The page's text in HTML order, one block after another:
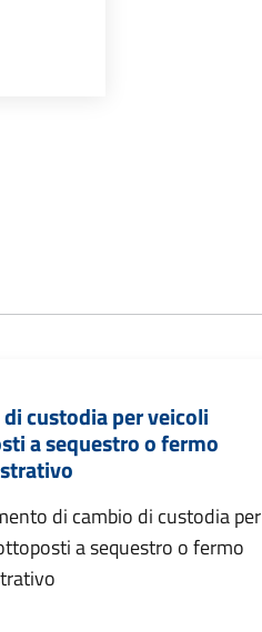
custodia per veicoli
a sequestro o fermo
di cambio di custodia per
a sequestro o fermo